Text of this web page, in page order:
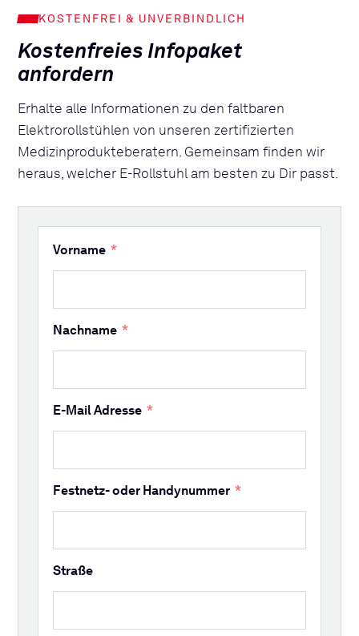
KOSTENFREI & UNVERBINDLICH
Kostenfreies Infopaket
anfordern
Erhalte alle Informationen zu den faltbaren
Elektrorollstühlen von unseren zertifizierten
Medizinprodukteberatern. Gemeinsam finden wir
heraus, welcher E-Rollstuhl am besten zu Dir passt.
Vorname
Nachname
E-Mail Adresse
Festnetz- oder Handynummer
Straße